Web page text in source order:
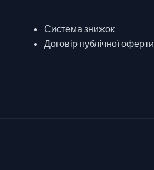
Система знижок
Договір публічної оферти